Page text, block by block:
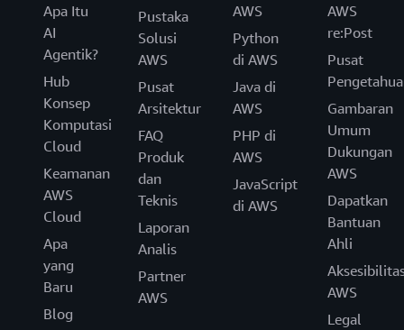
Apa Itu
AI
Agentik?
Hub
Konsep
Komputasi
Cloud
Keamanan
AWS
Cloud
Apa
yang
Baru
Blog
Pustaka
Solusi
AWS
Pusat
Arsitektur
FAQ
Produk
dan
Teknis
Laporan
Analis
Partner
AWS
AWS
Python
di AWS
Java di
AWS
PHP di
AWS
JavaScript
di AWS
AWS
re:Post
Pusat
Gambaran
Umum
Dukungan
AWS
Dapatkan
Bantuan
Ahli
AWS
Legal